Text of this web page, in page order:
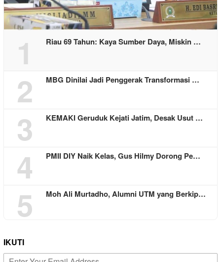
1 Riau 69 Tahun: Kaya Sumber Daya, Miskin …
2 MBG Dinilai Jadi Penggerak Transformasi …
3 KEMAKI Geruduk Kejati Jatim, Desak Usut …
4 PMII DIY Naik Kelas, Gus Hilmy Dorong Pe…
5 Moh Ali Murtadho, Alumni UTM yang Berkip…
IKUTI